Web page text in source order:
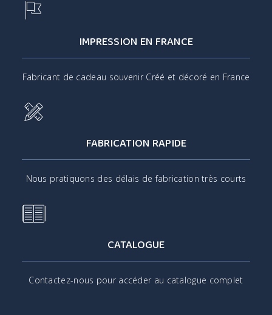
IMPRESSION EN FRANCE
Fabricant de cadeau souvenir Créé et décoré en France
FABRICATION RAPIDE
Nous pratiquons des délais de fabrication très courts
CATALOGUE
Contactez-nous pour accéder au catalogue complet